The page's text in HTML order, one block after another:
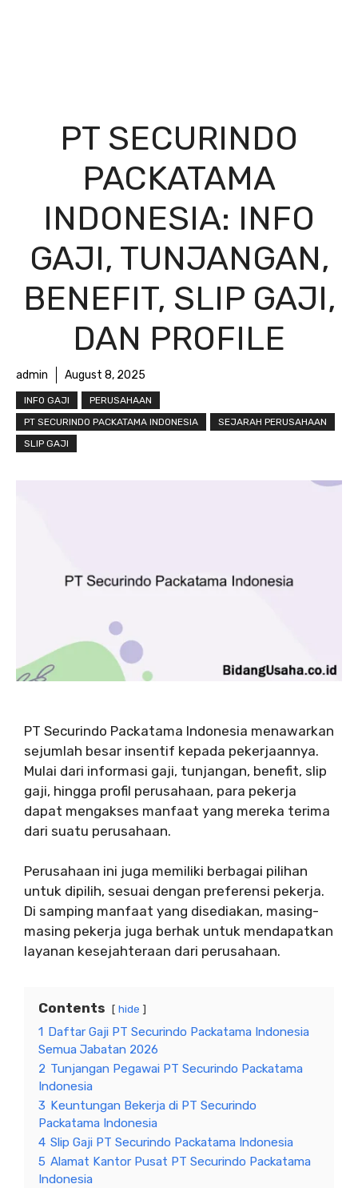
PT SECURINDO
PACKATAMA
INDONESIA: INFO
GAJI, TUNJANGAN,
BENEFIT, SLIP GAJI,
DAN PROFILE
admin August 8, 2025
INFO GAJI
PERUSAHAAN
PT SECURINDO PACKATAMA INDONESIA
SEJARAH PERUSAHAAN
SLIP GAJI
PT Securindo Packatama Indonesia menawarkan
sejumlah besar insentif kepada pekerjaannya.
Mulai dari informasi gaji, tunjangan, benefit, slip
gaji, hingga profil perusahaan, para pekerja
dapat mengakses manfaat yang mereka terima
dari suatu perusahaan.
Perusahaan ini juga memiliki berbagai pilihan
untuk dipilih, sesuai dengan preferensi pekerja.
Di samping manfaat yang disediakan, masing-
masing pekerja juga berhak untuk mendapatkan
layanan kesejahteraan dari perusahaan.
Contents hide
1 Daftar Gaji PT Securindo Packatama Indonesia
Semua Jabatan 2026
2 Tunjangan Pegawai PT Securindo Packatama
Indonesia
3 Keuntungan Bekerja di PT Securindo
Packatama Indonesia
4 Slip Gaji PT Securindo Packatama Indonesia
5 Alamat Kantor Pusat PT Securindo Packatama
Indonesia